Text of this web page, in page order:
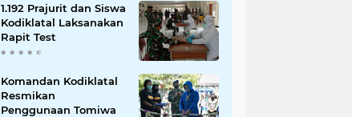
1.192 Prajurit dan Siswa
Kodiklatal Laksanakan
Rapit Test
Komandan Kodiklatal
Resmikan
Penggunaan Tomiwa